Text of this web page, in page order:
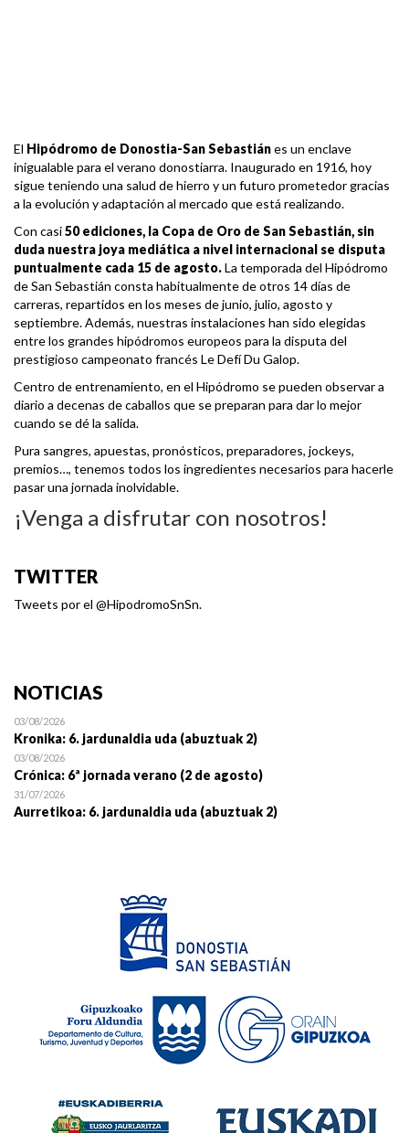
El Hipódromo de Donostia-San Sebastiánes un enclave
inigualable para el verano donostiarra. Inaugurado en 1916, hoy
sigue teniendo una salud de hierro y un futuro prometedor gracias
a la evolución y adaptación al mercado que está realizando.
Con casi50 ediciones, la Copa de Oro de San Sebastián, sin
duda nuestra joya mediática a nivel internacional se disputa
puntualmente cada 15 de agosto.La temporada del Hipódromo
de San Sebastián consta habitualmente de otros 14 días de
carreras, repartidos en los meses de junio, julio, agosto y
septiembre. Además, nuestras instalaciones han sido elegidas
entre los grandes hipódromos europeos para la disputa del
prestigioso campeonato francés Le Defí Du Galop.
Centro de entrenamiento, en el Hipódromo se pueden observar a
diario a decenas de caballos que se preparan para dar lo mejor
cuando se dé la salida.
Pura sangres, apuestas, pronósticos, preparadores, jockeys,
premios…, tenemos todos los ingredientes necesarios para hacerle
pasar una jornada inolvidable.
¡Venga a disfrutar con nosotros!
TWITTER
Tweets por el @HipodromoSnSn.
NOTICIAS
03/08/2026
Kronika: 6. jardunaldia uda (abuztuak 2)
03/08/2026
Crónica: 6ª jornada verano (2 de agosto)
31/07/2026
Aurretikoa: 6. jardunaldia uda (abuztuak 2)